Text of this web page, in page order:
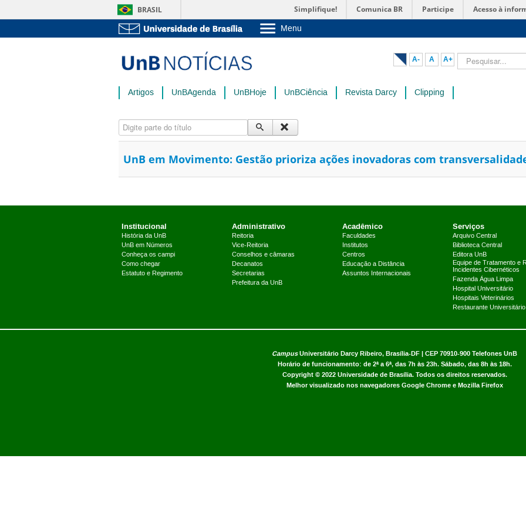
BRASIL Simplifique! Comunica BR Participe Acesso à
Menu
Pós-Graduação
Administração
A- A A+ Pesquisar...
Artigos UnBAgenda UnBHoje UnBCiência Revista Darcy Clipping
Digite parte do título
UnB em Movimento: Gestão prioriza ações inovadoras com
Institucional
História da UnB
UnB em Números
Conheça os campi
Como chegar
Estatuto e Regimento
Administrativo
Reitoria
Vice-Reitoria
Conselhos e câmaras
Decanatos
Secretarias
Prefeitura da UnB
Acadêmico
Faculdades
Institutos
Centros
Educação a Distância
Assuntos Internacionais
Serviços
Arquivo Central
Biblioteca Central
Editora UnB
Equipe de Tratamento e
Incidentes Cibernéticos
Fazenda Água Limpa
Hospital Universitário
Hospitais Veterinários
Restaurante Universitário
CampusUniversitário Darcy Ribeiro, Brasília-DF | CEP 70910-900 Telefones UnB
Horário de funcionamento: de 2ª a 6ª, das 7h às 23h. Sábado, das 8h às 18h.
Copyright © 2022 Universidade de Brasília. Todos os direitos reservados.
Melhor visualizado nos navegadores Google Chrome e Mozilla Firefox